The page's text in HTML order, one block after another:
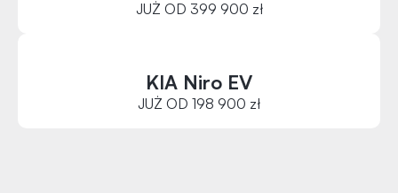
JUŻ OD 399 900 zł
KIA Niro EV
JUŻ OD 198 900 zł